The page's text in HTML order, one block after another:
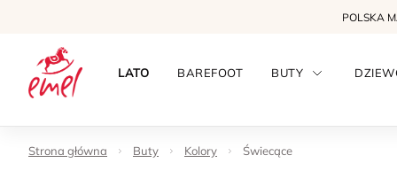
POLSKA
LATO BAREFOOT BUTY
Strona główna Buty Kolory Świecące